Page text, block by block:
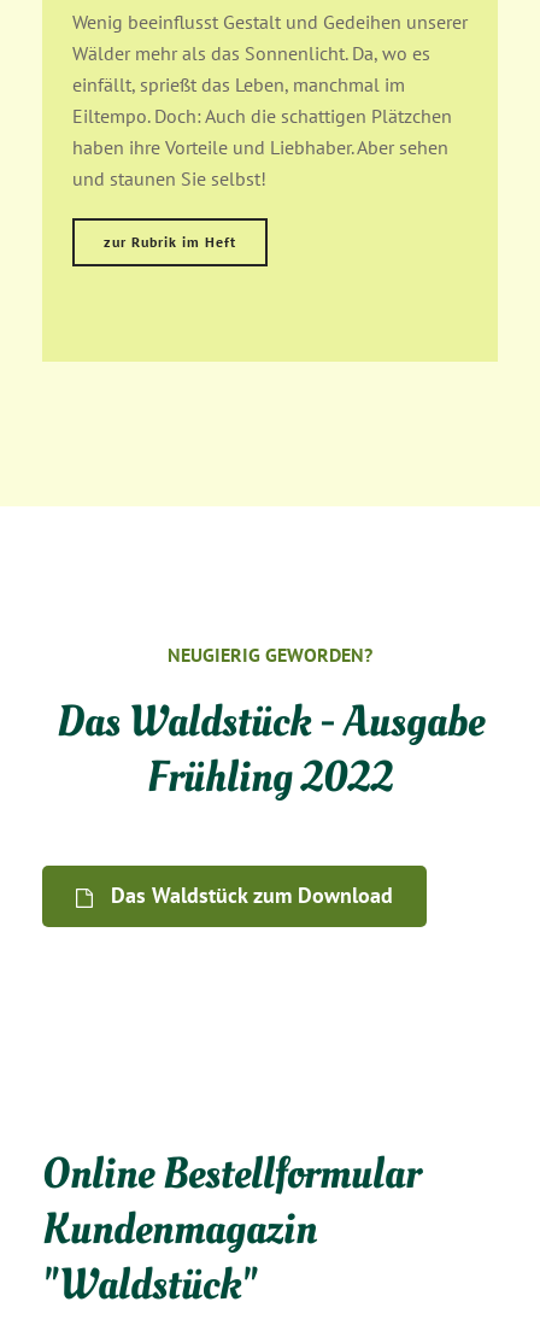
Wenig beeinflusst Gestalt und Gedeihen unserer
Wälder mehr als das Sonnenlicht. Da, wo es
einfällt, sprießt das Leben, manchmal im
Eiltempo. Doch: Auch die schattigen Plätzchen
haben ihre Vorteile und Liebhaber. Aber sehen
und staunen Sie selbst!
zur Rubrik im Heft
NEUGIERIG GEWORDEN?
Das Waldstück - Ausgabe
Frühling 2022
Das Waldstück zum Download
Online Bestellformular
Kundenmagazin
"Waldstück"